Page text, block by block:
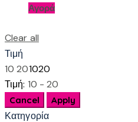
ΑγοράΑυτό
παραλλαγές.
Οι
Clear all
Τιμή
10 201020
Τιμή: 10 - 20
Κατηγορία